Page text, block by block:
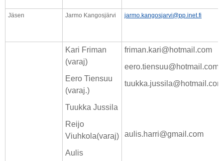
Jäsen Jarmo Kangosjärvi jarmo.kangosjarvi@pp.inet.fi
Kari Friman
(varaj)
Eero Tiensuu
(varaj.)
Tuukka Jussila
Reijo
Viuhkola(varaj)
Aulis
friman.kari@hotmail.com
eero.tiensuu@hotmail.com
tuukka.jussila@hotmail.com
aulis.harri@gmail.com